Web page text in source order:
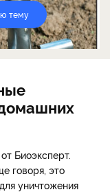
тему
Биоэксперт.
говоря, это
уничтожения